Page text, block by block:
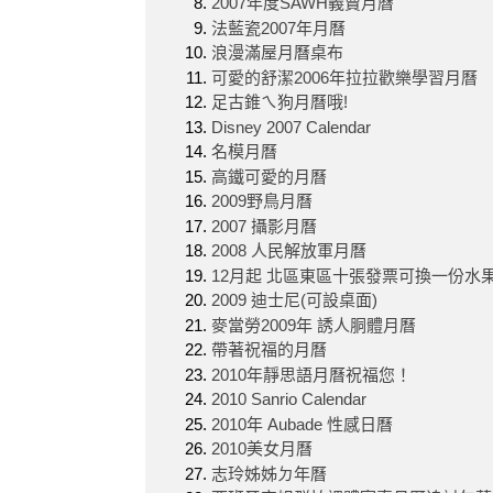
法藍瓷2007年月曆
浪漫滿屋月曆桌布
可愛的舒潔2006年拉拉歡樂學習月曆
足古錐ㄟ狗月曆哦!
Disney 2007 Calendar
名模月曆
高鐵可愛的月曆
2009野鳥月曆
2007 攝影月曆
2008 人民解放軍月曆
12月起 北區東區十張發票可換一份水
2009 迪士尼(可設桌面)
麥當勞2009年 誘人胴體月曆
帶著祝福的月曆
2010年靜思語月曆祝福您！
2010 Sanrio Calendar
2010年 Aubade 性感日曆
2010美女月曆
志玲姊姊ㄉ年曆